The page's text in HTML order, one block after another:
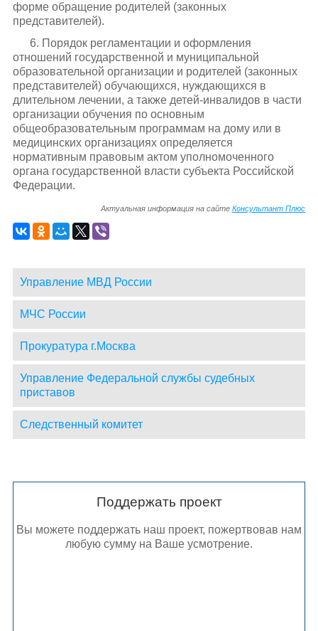
форме обращение родителей (законных
представителей).
6. Порядок регламентации и оформления
отношений государственной и муниципальной
образовательной организации и родителей (законных
представителей) обучающихся, нуждающихся в
длительном лечении, а также детей-инвалидов в части
организации обучения по основным
общеобразовательным программам на дому или в
медицинских организациях определяется
нормативным правовым актом уполномоченного
органа государственной власти субъекта Российской
Федерации.
Актуальная информация на сайтеКонсультант Плюс
Управление МВД России
МЧС России
Прокуратура г.Москва
Управление Федеральной службы судебных
приставов
Следственный комитет
Поддержать проект
Вы можете поддержать наш проект, пожертвовав нам
любую сумму на Ваше усмотрение.